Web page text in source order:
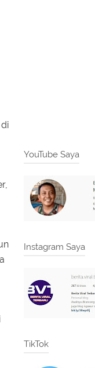
YouTube Saya
Instagram Saya
TikTok